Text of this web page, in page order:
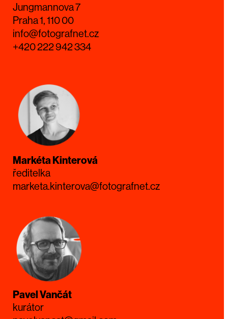
Jungmannova 7
Praha 1, 110 00
info@fotografnet.cz
+420 222 942 334
Markéta Kinterová
ředitelka
marketa.kinterova@fotografnet.cz
Pavel Vančát
kurátor